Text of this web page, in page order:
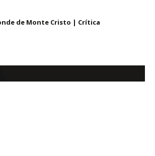
de Monte Cristo | Crítica